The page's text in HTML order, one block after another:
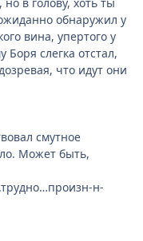
обнаружил у
вина, упертого у
Боря слегка отстал,
что идут они
смутное
Может быть,
н-